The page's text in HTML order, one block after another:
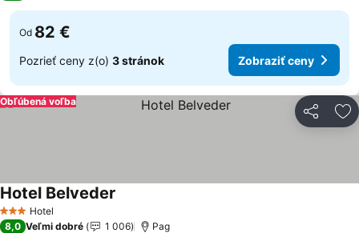
Od 82 €
Pozrieť ceny z(o) 3 stránok Zobraziť ceny
Zdieľať
Obľúbená voľba
3 Počet hviezdičiek
Hotel
Hotel Belveder
8,0 Veľmi dobré 1 006 Pag